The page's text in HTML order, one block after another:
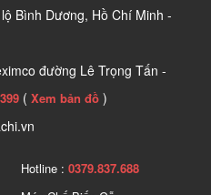
Bình Dương, Hồ Chí Minh -
đường Lê Trọng Tấn -
( Xem bản đồ )
Hotline : 0379.837.688